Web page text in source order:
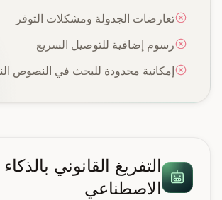
تعارضات الجدولة ومشكلات التوفر
رسوم إضافية للتوصيل السريع
إمكانية محدودة للبحث في النصوص
التفريغ القانوني بالذكاء
الاصطناعي